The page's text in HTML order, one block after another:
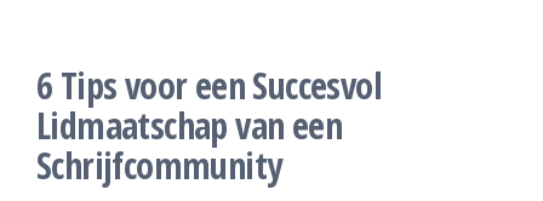
6 Tips voor een Succesvol
Lidmaatschap van een
Schrijfcommunity